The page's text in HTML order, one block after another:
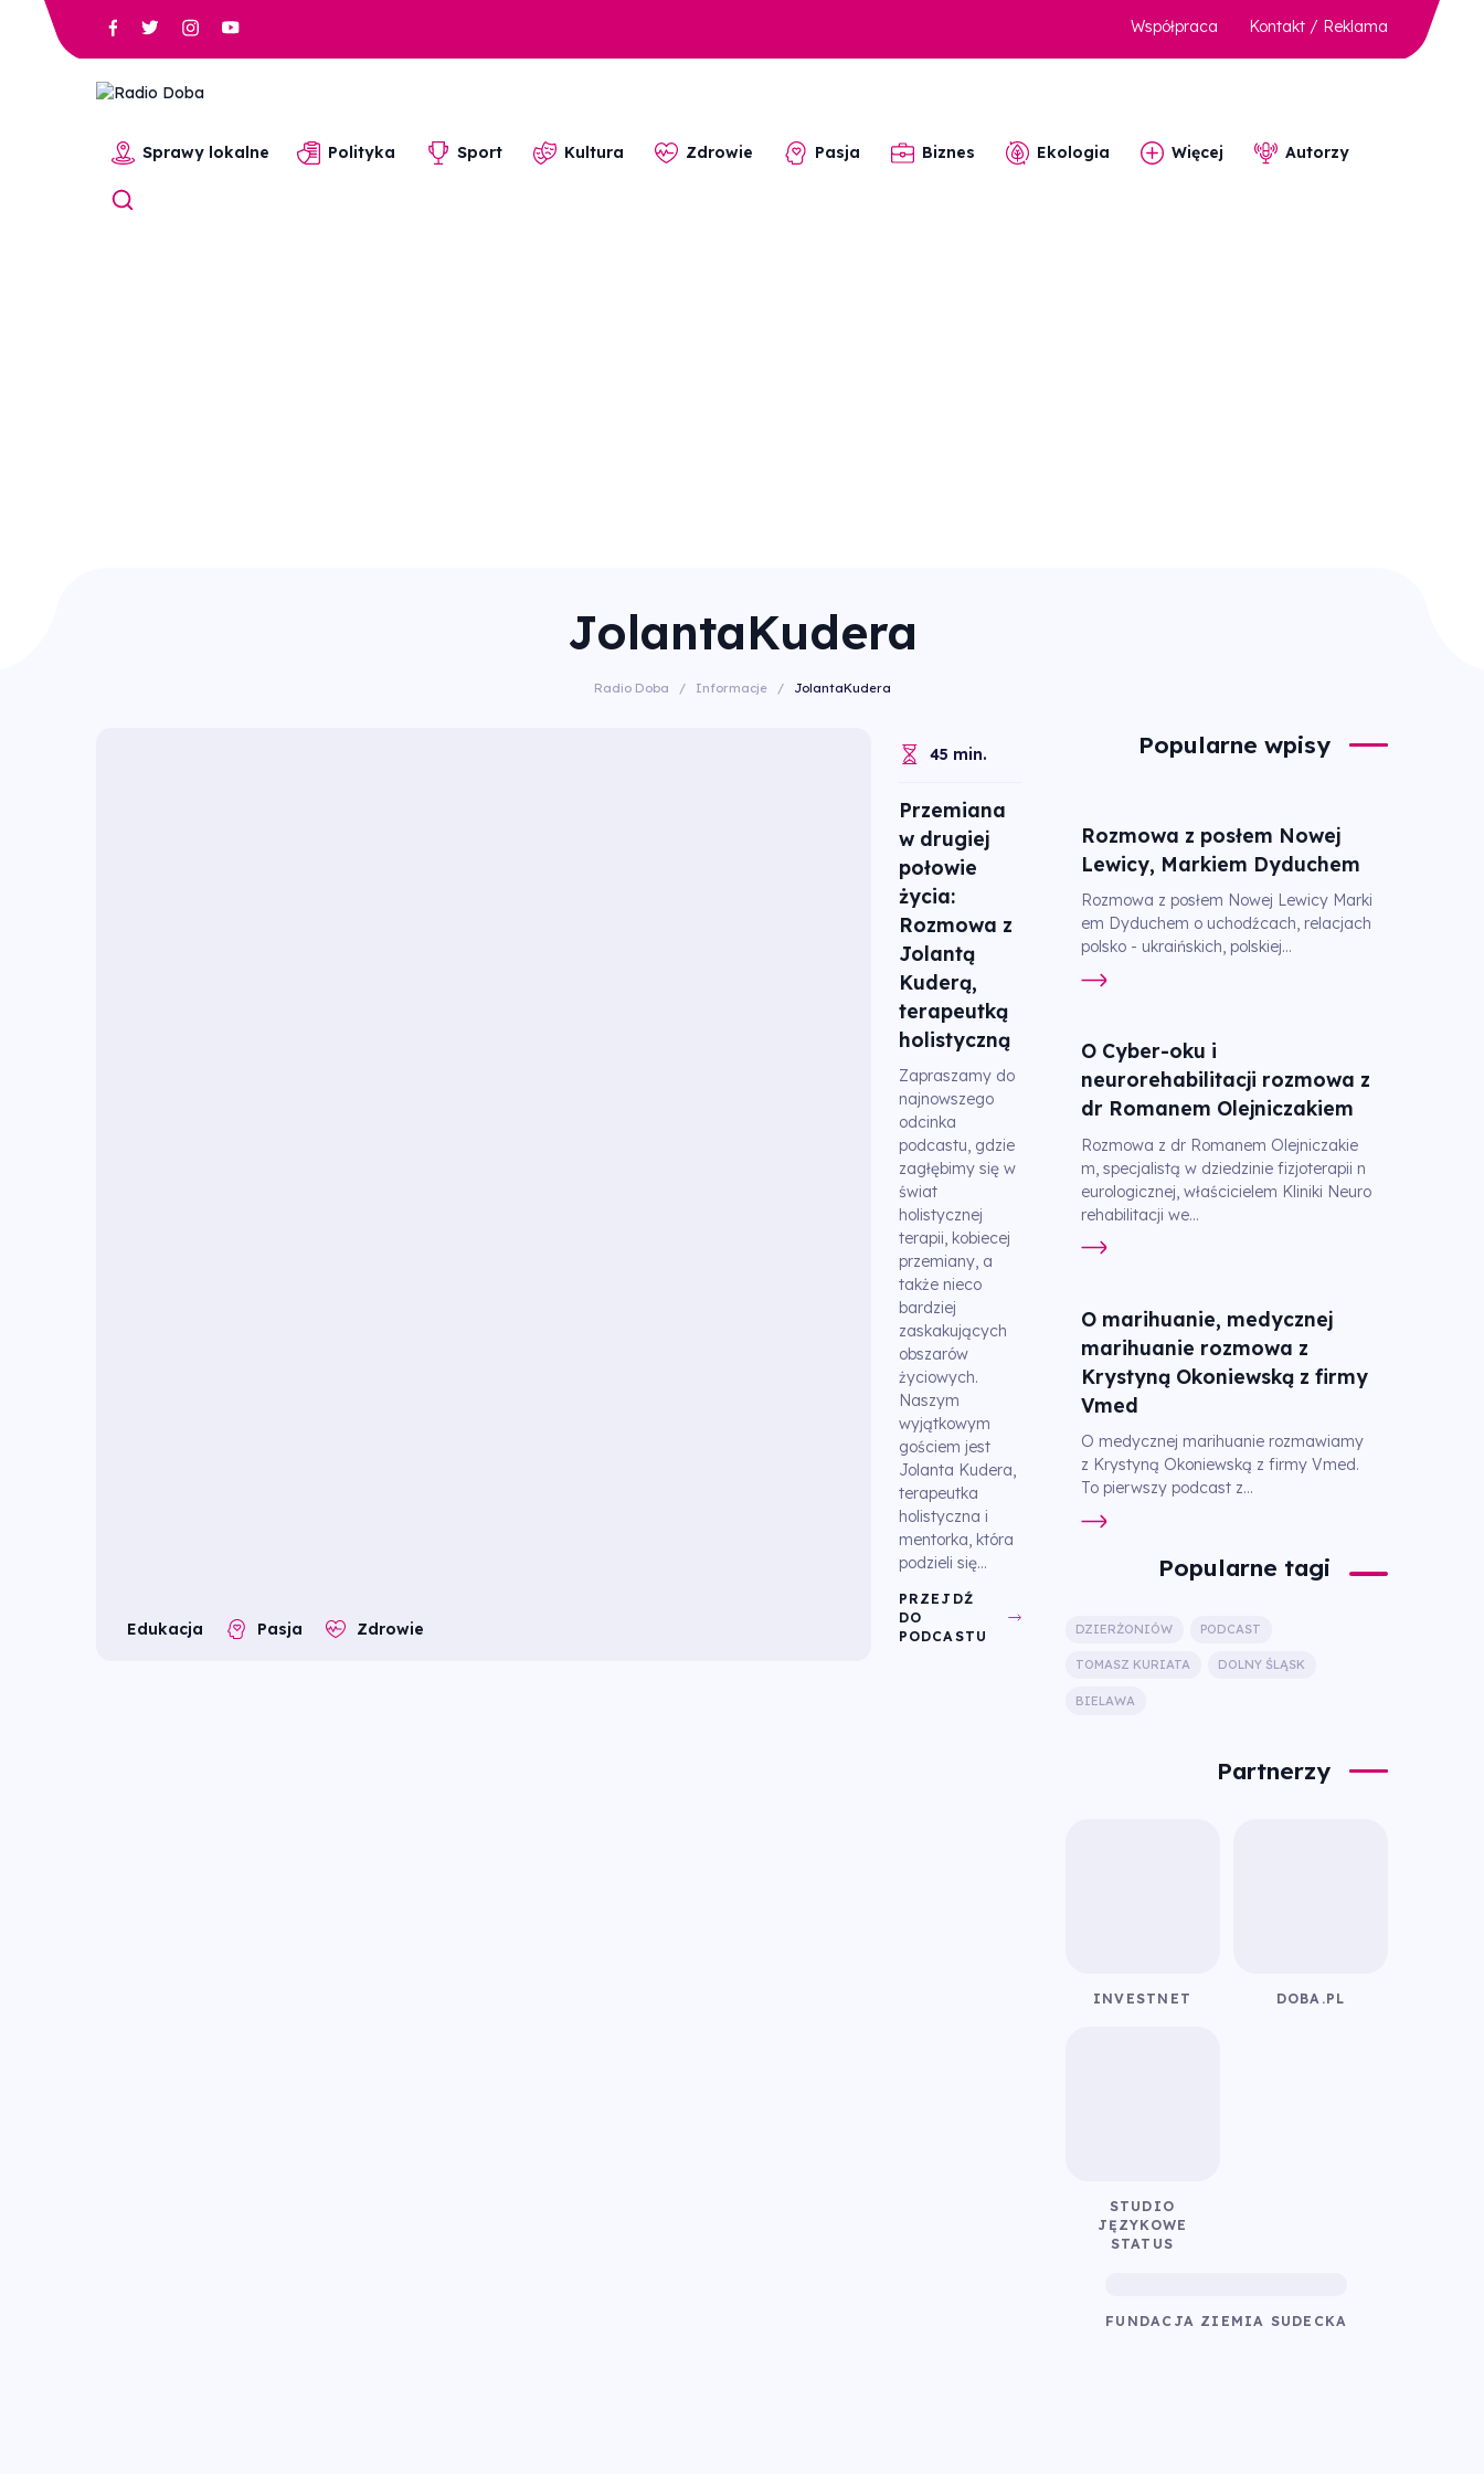
Współpraca Kontakt / Reklama
Sprawy lokalne Polityka Sport Kultura Zdrowie Pasja Biznes Ekologia Więcej Autorzy
JolantaKudera
Radio Doba / Informacje / JolantaKudera
Edukacja Pasja Zdrowie
45 min.
Przemiana
w drugiej
połowie
życia:
Rozmowa z
Jolantą
Kuderą,
terapeutką
holistyczną
Zapraszamy do
najnowszego
odcinka
podcastu, gdzie
zagłębimy się w
świat
holistycznej
terapii, kobiecej
przemiany, a
także nieco
bardziej
zaskakujących
obszarów
życiowych.
Naszym
wyjątkowym
gościem jest
Jolanta Kudera,
terapeutka
holistyczna i
mentorka, która
podzieli się...
PRZEJDŹ
DO
PODCASTU
Popularne wpisy
Rozmowa z posłem Nowej
Lewicy, Markiem Dyduchem
Rozmowa z posłem Nowej Lewicy Marki
em Dyduchem o uchodźcach, relacjach
polsko - ukraińskich, polskiej...
O Cyber-oku i
neurorehabilitacji rozmowa z
dr Romanem Olejniczakiem
Rozmowa z dr Romanem Olejniczakie
m, specjalistą w dziedzinie fizjoterapii n
eurologicznej, właścicielem Kliniki Neuro
rehabilitacji we...
O marihuanie, medycznej
marihuanie rozmowa z
Krystyną Okoniewską z firmy
Vmed
O medycznej marihuanie rozmawiamy
z Krystyną Okoniewską z firmy Vmed.
To pierwszy podcast z...
Popularne tagi
DZIERŻONIÓW PODCAST
TOMASZ KURIATA DOLNY ŚLĄSK
BIELAWA
Partnerzy
INVESTNET DOBA.PL
STUDIO
JĘZYKOWE
STATUS
FUNDACJA ZIEMIA SUDECKA